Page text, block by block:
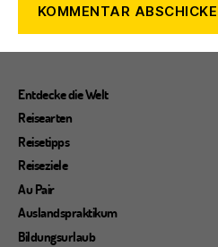
Entdecke die Welt
Reisearten
Reisetipps
Reiseziele
Au Pair
Auslandspraktikum
Bildungsurlaub